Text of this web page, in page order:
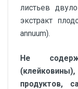
листьев
экстракт
annuum).
Не
продуктов,